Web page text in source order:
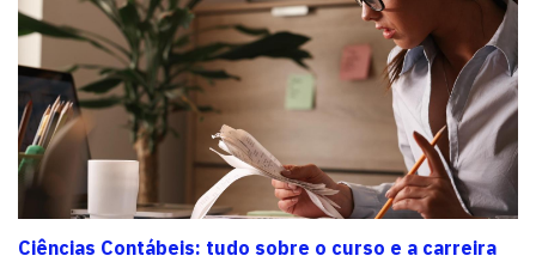
Ciências Contábeis: tudo sobre o curso e a carreira